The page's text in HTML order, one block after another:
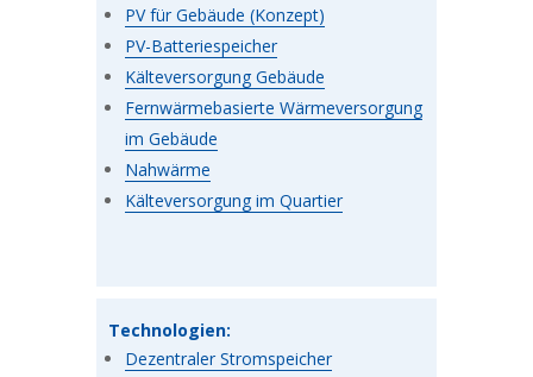
PV für Gebäude (Konzept)
PV-Batteriespeicher
Kälteversorgung Gebäude
Fernwärmebasierte Wärmeversorgung
im Gebäude
Nahwärme
Kälteversorgung im Quartier
Technologien:
Dezentraler Stromspeicher